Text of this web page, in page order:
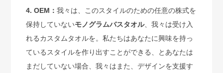
4. OEM：我々は、このスタイルのための任意の株式を
保持していないモノグラムバスタオル、我々は受け入
れるカスタムタオルを。私たちはあなたに興味を持っ
ているスタイルを作り出すことができる、とあなたは
まだしていない場合、我々はまた、デザインを支援す